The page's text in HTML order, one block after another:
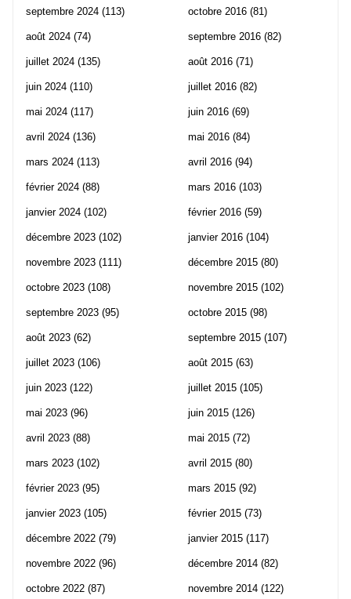
septembre 2024 (113)
août 2024 (74)
juillet 2024 (135)
juin 2024 (110)
mai 2024 (117)
avril 2024 (136)
mars 2024 (113)
février 2024 (88)
janvier 2024 (102)
décembre 2023 (102)
novembre 2023 (111)
octobre 2023 (108)
septembre 2023 (95)
août 2023 (62)
juillet 2023 (106)
juin 2023 (122)
mai 2023 (96)
avril 2023 (88)
mars 2023 (102)
février 2023 (95)
janvier 2023 (105)
décembre 2022 (79)
novembre 2022 (96)
octobre 2022 (87)
octobre 2016 (81)
septembre 2016 (82)
août 2016 (71)
juillet 2016 (82)
juin 2016 (69)
mai 2016 (84)
avril 2016 (94)
mars 2016 (103)
février 2016 (59)
janvier 2016 (104)
décembre 2015 (80)
novembre 2015 (102)
octobre 2015 (98)
septembre 2015 (107)
août 2015 (63)
juillet 2015 (105)
juin 2015 (126)
mai 2015 (72)
avril 2015 (80)
mars 2015 (92)
février 2015 (73)
janvier 2015 (117)
décembre 2014 (82)
novembre 2014 (122)